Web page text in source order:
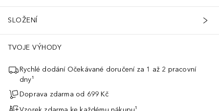
SLOŽENÍ
TVOJE VÝHODY
Rychlé dodání Očekávané doručení za 1 až 2 pracovní
dny¹
Doprava zdarma od 699 Kč